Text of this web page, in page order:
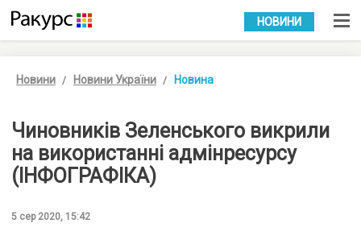
УКР РУС
НОВИНИ
Новини Новини України Новина
Чиновників Зеленського викрили
на використанні адмінресурсу
(ІНФОГРАФІКА)
5 сер 2020, 15:42